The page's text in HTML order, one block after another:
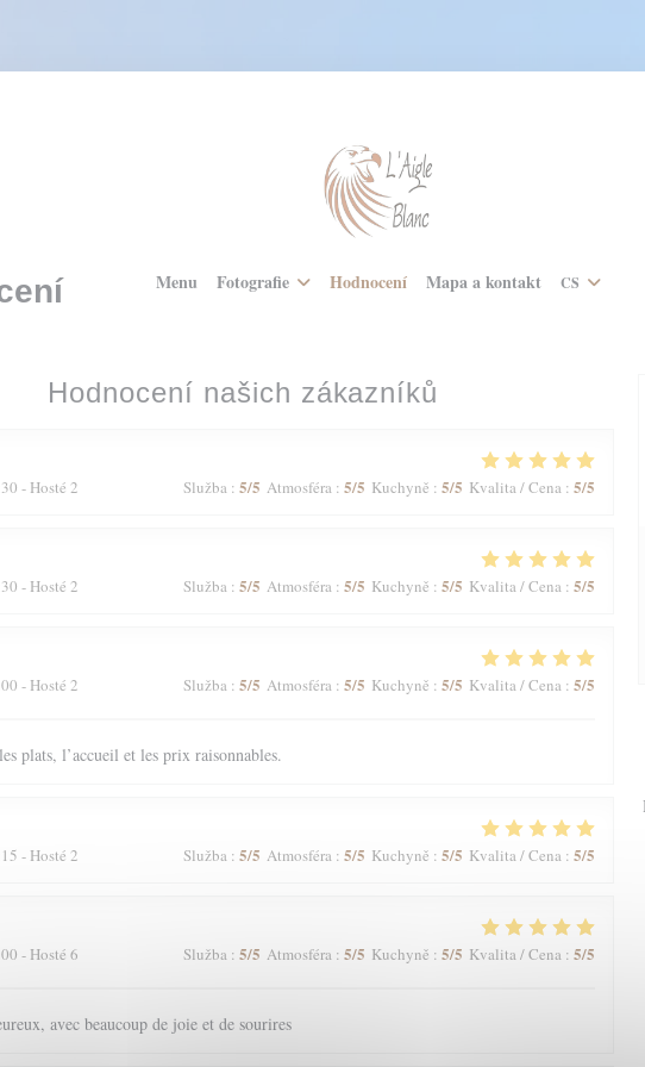
Menu Fotografie Hodnocení Mapa a kontakt CS
Hodnocení našich zákazníků
- Hosté 2 Služba: 5/5 Atmosféra: 5/5 Kuchyně : 5/5 Kvalita / Cena: 5/5
- Hosté 2 Služba: 5/5 Atmosféra: 5/5 Kuchyně : 5/5 Kvalita / Cena: 5/5
- Hosté 2 Služba: 5/5 Atmosféra: 5/5 Kuchyně : 5/5 Kvalita / Cena: 5/5
plats, l’accueil et les prix raisonnables.
- Hosté 2 Služba: 5/5 Atmosféra: 5/5 Kuchyně : 5/5 Kvalita / Cena: 5/5
- Hosté 6 Služba: 5/5 Atmosféra: 5/5 Kuchyně : 5/5 Kvalita / Cena: 5/5
avec beaucoup de joie et de sourires